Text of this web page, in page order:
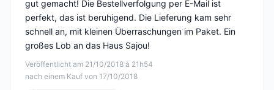
Veröffentlicht am 21/10/2018 à 21h54
nach einem Kauf von 17/10/2018
gut gemacht! Die Bestellverfolgung per E-Mail ist
perfekt, das ist beruhigend. Die Lieferung kam sehr
schnell an, mit kleinen Überraschungen im Paket. Ein
großes Lob an das Haus Sajou!